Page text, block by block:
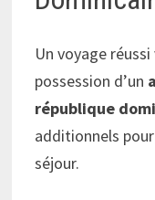
Un voyage
possession d’un
république
additionnels
séjour.